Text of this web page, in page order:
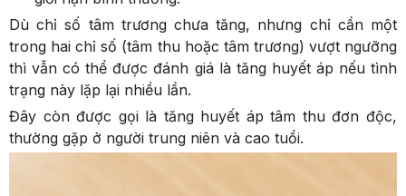
Dù chỉ số tâm trương chưa tăng, nhưng chỉ cần một
trong hai chỉ số (tâm thu hoặc tâm trương) vượt ngưỡng
thì vẫn có thể được đánh giá là tăng huyết áp nếu tình
trạng này lặp lại nhiều lần.
Đây còn được gọi là tăng huyết áp tâm thu đơn độc,
thường gặp ở người trung niên và cao tuổi.